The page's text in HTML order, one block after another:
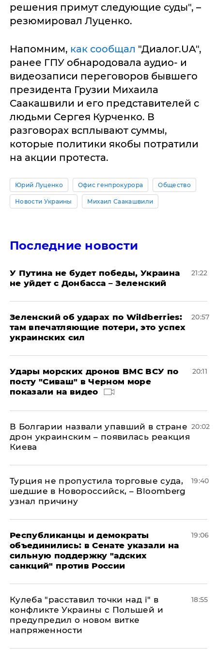
решения примут следующие суды", –
резюмировал Луценко.
Напомним, как сообщал "Диалог.UA",
ранее ГПУ обнародовала аудио- и
видеозаписи переговоров бывшего
президента Грузии Михаила
Саакашвили и его представителей с
людьми Сергея Курченко. В
разговорах всплывают суммы,
которые политики якобы потратили
на акции протеста.
Юрий Луценко Офис генпрокурора Общество
Новости Украины Михаил Саакашвили
Последние новости
У Путина не будет победы, Украина
не уйдет с Донбасса – Зеленский
21:22
Зеленский об ударах по Wildberries:
там впечатляющие потери, это успех
украинских сил
20:57
Удары морских дронов ВМС ВСУ по
посту "Сиваш" в Черном море
показали на видео
20:11
В Болгарии назвали упавший в стране
дрон украинским – появилась реакция
Киева
20:02
Турция не пропустила торговые суда,
шедшие в Новороссийск, – Bloomberg
узнал причину
19:40
Республиканцы и демократы
объединились: в Сенате указали на
сильную поддержку "адских
санкций" против России
19:06
Кулеба "расставил точки над і" в
конфликте Украины с Польшей и
предупредил о новом витке
напряженности
18:55